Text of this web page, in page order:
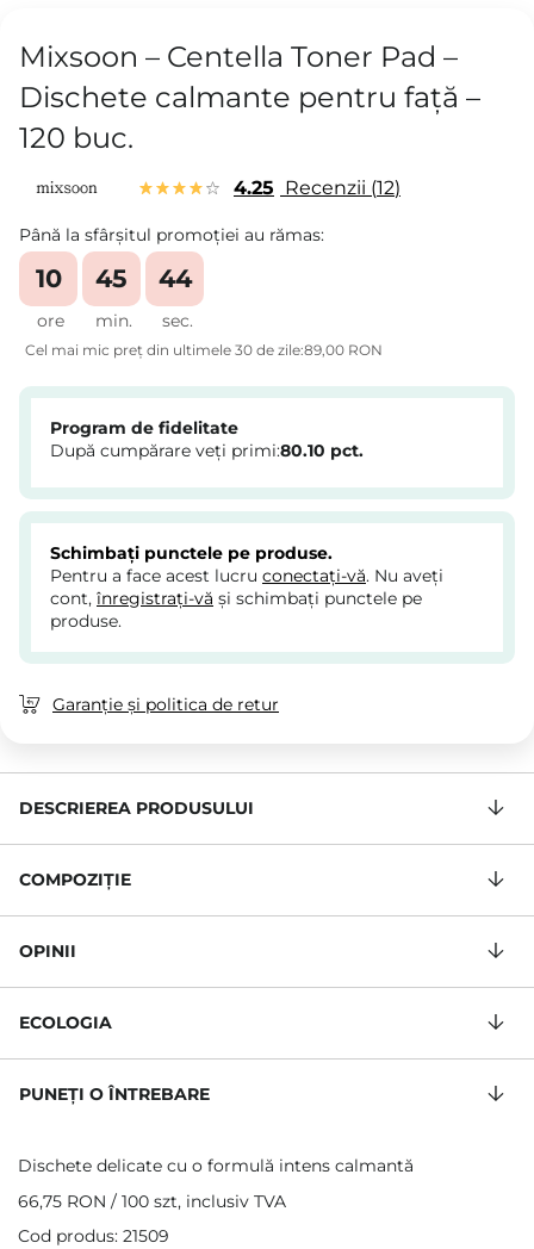
Mixsoon – Centella Toner Pad –
Dischete calmante pentru față –
120 buc.
4.25 Recenzii 12
Până la sfârșitul promoției au rămas:
ore
10
min.
45
sec.
43
Cel mai mic preț din ultimele 30 de zile:89,00 RON
Program de fidelitate
După cumpărare veți primi:80.10 pct.
Schimbați punctele pe produse.
Pentru a face acest lucru conectați-vă. Nu aveți
cont, înregistrați-vă și schimbați punctele pe
produse.
Garanție și politica de retur
DESCRIEREA PRODUSULUI
COMPOZIŢIE
OPINII
ECOLOGIA
PUNEȚI O ÎNTREBARE
Dischete delicate cu o formulă intens calmantă
66,75 RON / 100 szt, inclusiv TVA
Cod produs: 21509